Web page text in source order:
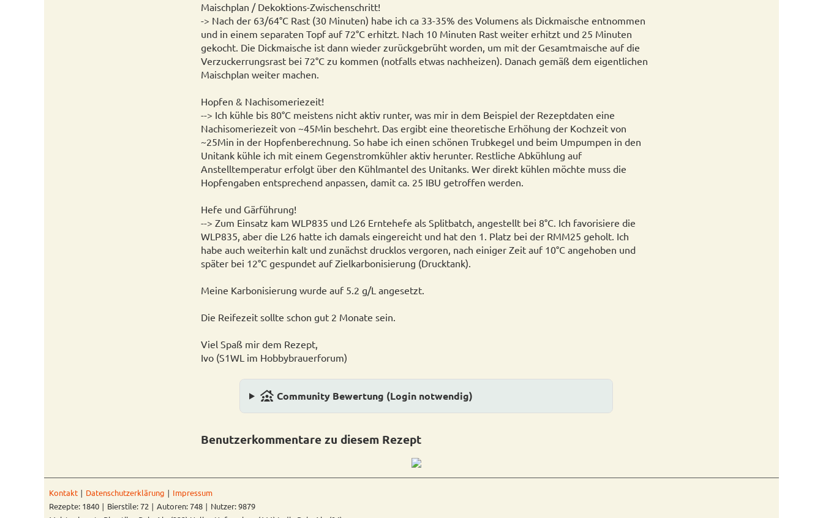
Maischplan / Dekoktions-Zwischenschritt!
-> Nach der 63/64°C Rast (30 Minuten) habe ich ca 33-35% des Volumens als Dickmaische entnommen
und in einem separaten Topf auf 72°C erhitzt. Nach 10 Minuten Rast weiter erhitzt und 25 Minuten
gekocht. Die Dickmaische ist dann wieder zurückgebrüht worden, um mit der Gesamtmaische auf die
Verzuckerrungsrast bei 72°C zu kommen (notfalls etwas nachheizen). Danach gemäß dem eigentlichen
Maischplan weiter machen.
Hopfen & Nachisomeriezeit!
--> Ich kühle bis 80°C meistens nicht aktiv runter, was mir in dem Beispiel der Rezeptdaten eine
Nachisomeriezeit von ~45Min beschehrt. Das ergibt eine theoretische Erhöhung der Kochzeit von
~25Min in der Hopfenberechnung. So habe ich einen schönen Trubkegel und beim Umpumpen in den
Unitank kühle ich mit einem Gegenstromkühler aktiv herunter. Restliche Abkühlung auf
Anstelltemperatur erfolgt über den Kühlmantel des Unitanks. Wer direkt kühlen möchte muss die
Hopfengaben entsprechend anpassen, damit ca. 25 IBU getroffen werden.
Hefe und Gärführung!
--> Zum Einsatz kam WLP835 und L26 Erntehefe als Splitbatch, angestellt bei 8°C. Ich favorisiere die
WLP835, aber die L26 hatte ich damals eingereicht und hat den 1. Platz bei der RMM25 geholt. Ich
habe auch weiterhin kalt und zunächst drucklos vergoren, nach einiger Zeit auf 10°C angehoben und
später bei 12°C gespundet auf Zielkarbonisierung (Drucktank).
Meine Karbonisierung wurde auf 5.2 g/L angesetzt.
Die Reifezeit sollte schon gut 2 Monate sein.
Viel Spaß mir dem Rezept,
Ivo (S1WL im Hobbybrauerforum)
family_group Community Bewertung (Login notwendig)
Benutzerkommentare zu diesem Rezept
Kontakt ∣ Datenschutzerklärung ∣ Impressum
Rezepte: 1840 ∣ Bierstile: 72 ∣ Autoren: 748 ∣ Nutzer: 9879